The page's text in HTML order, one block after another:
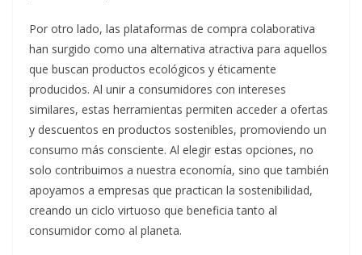
Por otro lado, las plataformas de compra colaborativa
han surgido como una alternativa atractiva para aquellos
que buscan productos ecológicos y éticamente
producidos. Al unir a consumidores con intereses
similares, estas herramientas permiten acceder a ofertas
y descuentos en productos sostenibles, promoviendo un
consumo más consciente. Al elegir estas opciones, no
solo contribuimos a nuestra economía, sino que también
apoyamos a empresas que practican la sostenibilidad,
creando un ciclo virtuoso que beneficia tanto al
consumidor como al planeta.